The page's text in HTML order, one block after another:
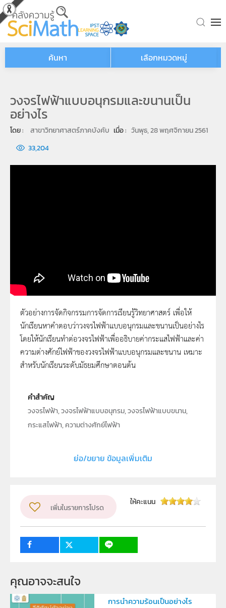
Skip to main content
ค้นหา เลือกหมวดหมู่
วงจรไฟฟ้าแบบอนุกรมและขนานเป็น
อย่างไร
โดย : สาขาวิทยาศาสตร์ภาคบังคับ เมื่อ : วันพุธ, 28 พฤศจิกายน 2561
33,204
166 - วงจรไฟฟ้าแบบอนุกรมและขนานเป็น
อย่างไร
ตัวอย่างการจัดกิจกรรมการจัดการเรียนรู้วิทยาศาสตร์ เพื่อให้
นักเรียนหาคำตอบว่าวงจรไฟฟ้าแบบอนุกรมและขนานเป็นอย่างไร
โดยให้นักเรียนทำต่อวงจรไฟฟ้าเพื่ออธิบายค่ากระแสไฟฟ้าและค่า
ความต่างศักย์ไฟฟ้าของวงจรไฟฟ้าแบบอนุกรมและขนาน เหมาะ
สำหรับนักเรียนระดับมัธยมศึกษาตอนต้น
คำสำคัญ
วงจรไฟฟ้า, วงจรไฟฟ้าแบบอนุกรม, วงจรไฟฟ้าแบบขนาน,
กระแสไฟฟ้า, ความต่างศักย์ไฟฟ้า
สาขาวิทยาศาสตร์ภาคบังคับ
วิชา
วิทยาศาสตร์ทั่วไป
ระดับชั้น
ย่อ/ขยาย ข้อมูลเพิ่มเติม
เพิ่มในรายการโปรด
ให้คะแนน
คุณอาจจะสนใจ
การนำความร้อนเป็นอย่างไร